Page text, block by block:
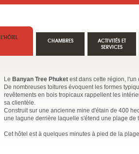
L’HÔTEL
Le Banyan Tree Phuket est dans cette région,
De nombreuses toitures évoquent les formes
revêtements en bois tropicaux rappellent les
sa clientèle.
Construit sur une ancienne mine d'étain de 400
une lagune derrière laquelle s'étend une plage de
Cet hôtel est à quelques minutes à pied de la
CHAMBRES
ACTIVITÉS ET
SERVICES